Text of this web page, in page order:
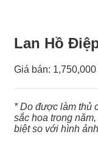
Lan Hồ
Giá bán:
* Do được làm thủ
sắc hoa trong
biệt so với hình